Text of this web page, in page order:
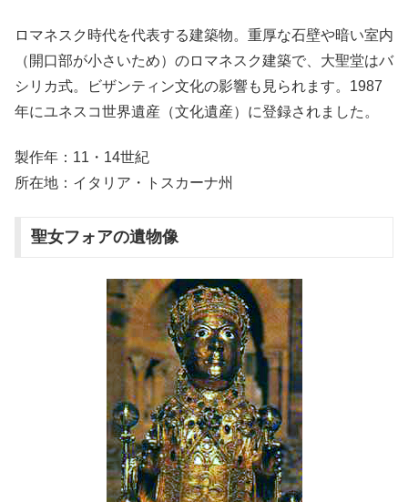
ロマネスク時代を代表する建築物。重厚な石壁や暗い室内
（開口部が小さいため）のロマネスク建築で、大聖堂はバ
シリカ式。ビザンティン文化の影響も見られます。1987
年にユネスコ世界遺産（文化遺産）に登録されました。
製作年：11・14世紀
所在地：イタリア・トスカーナ州
聖女フォアの遺物像